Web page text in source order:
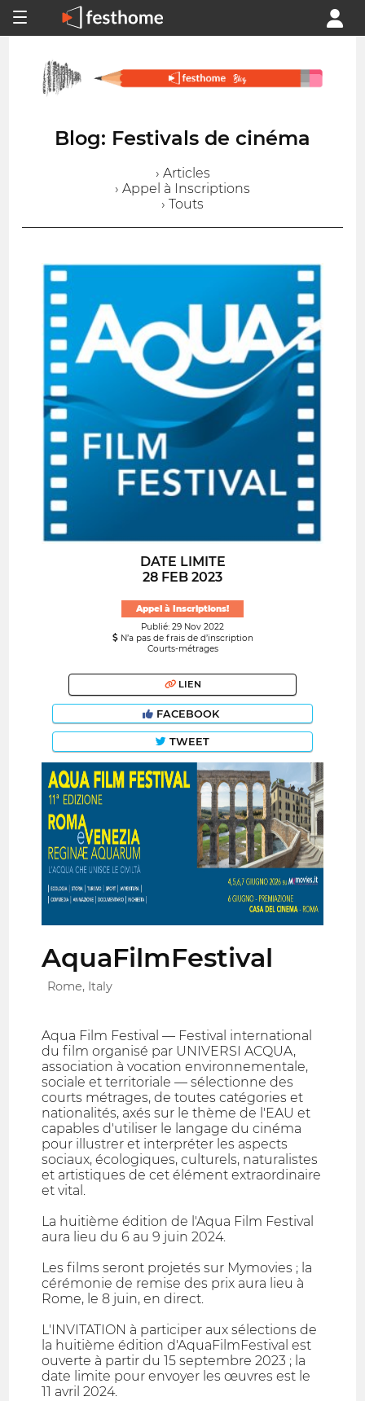
Blog: Festivals de cinéma
› Articles
› Appel à Inscriptions
› Touts
DATE LIMITE
28 FEB 2023
Appel à Inscriptions!
Publié: 29 Nov 2022
N’a pas de frais de d’inscription
Courts-métrages
LIEN
FACEBOOK
TWEET
AquaFilmFestival
Rome, Italy
Aqua Film Festival — Festival international
du film organisé par UNIVERSI ACQUA,
association à vocation environnementale,
sociale et territoriale — sélectionne des
courts métrages, de toutes catégories et
nationalités, axés sur le thème de l'EAU et
capables d'utiliser le langage du cinéma
pour illustrer et interpréter les aspects
sociaux, écologiques, culturels, naturalistes
et artistiques de cet élément extraordinaire
et vital.
La huitième édition de l'Aqua Film Festival
aura lieu du 6 au 9 juin 2024.
Les films seront projetés sur Mymovies ; la
cérémonie de remise des prix aura lieu à
Rome, le 8 juin, en direct.
L'INVITATION à participer aux sélections de
la huitième édition d'AquaFilmFestival est
ouverte à partir du 15 septembre 2023 ; la
date limite pour envoyer les œuvres est le
11 avril 2024.